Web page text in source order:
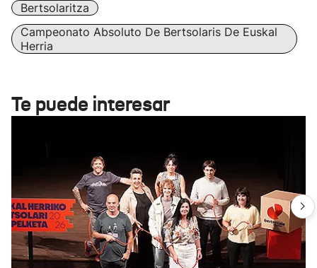
Bertsolaritza
Campeonato Absoluto De Bertsolaris De Euskal
Herria
Te puede interesar